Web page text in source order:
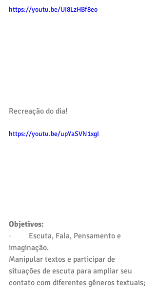
https://youtu.be/UI8LzHBf8eo
Recreação do dia!
https://youtu.be/upYaSVN1xgI
Objetivos:
·         Escuta, Fala, Pensamento e
imaginação.
Manipular textos e participar de
situações de escuta para ampliar seu
contato com diferentes gêneros textuais;